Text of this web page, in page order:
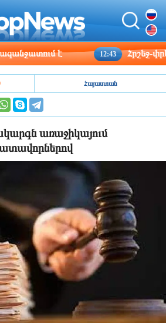
է 12:43 Հրշեջ-
Հայաստան
առաջիկայում